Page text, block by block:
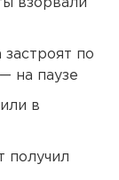
взорвали
по
на паузе
в
получил